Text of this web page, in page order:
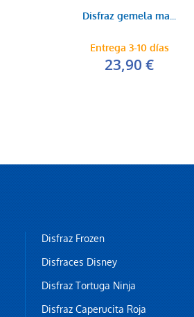
Disfraz gemela ma...
Entrega 3-10 días
23,90 €
Disfraz Frozen
Disfraces Disney
Disfraz Tortuga Ninja
Disfraz Caperucita Roja